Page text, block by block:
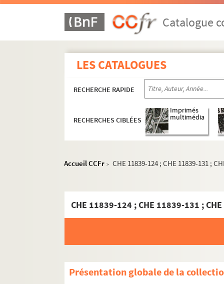
Catalogue
LES CATALOGUES
RECHERCHE RAPIDE
RECHERCHES CIBLÉES
Imprimés
multimédia
Accueil CCFr > CHE 11839-124 ; CHE 11839-131 ;
Présentation globale de la
Formation et carrière professionnelle
Correspondance entre les membres de
Correspondance Constantin-Xavier
Correspondance de Madeleine de
Correspondance d'André de Chénier
Correspondance de Gabriel de Chénier et